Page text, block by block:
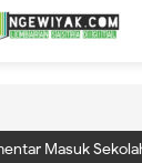
Masuk